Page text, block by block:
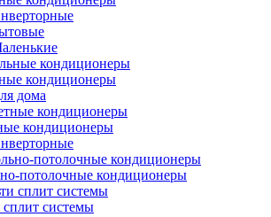
кондиционеры
дома
кондиционеры
потолочные кондиционеры
системы